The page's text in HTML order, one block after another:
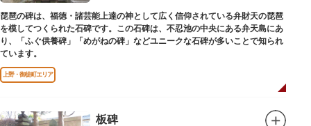
琵琶の碑は、福徳・諸芸能上達の神として広く信仰されている弁財天の琵琶
を模してつくられた石碑です。この石碑は、不忍池の中央にある弁天島にあ
り、「ふぐ供養碑」「めがねの碑」などユニークな石碑が多いことで知られ
ています。
上野・御徒町エリア
板碑